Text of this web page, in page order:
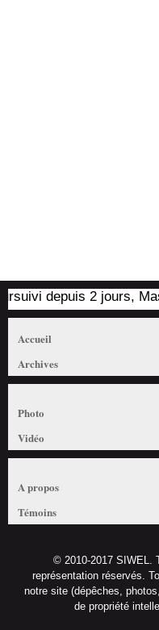
depuis 2 jours,
Accueil
Archives
Photo
Vidéo
A propos
Témoins
© 2010-2017 SIWEL.
représentation réservés.
notre site (dépêches,
de propriété